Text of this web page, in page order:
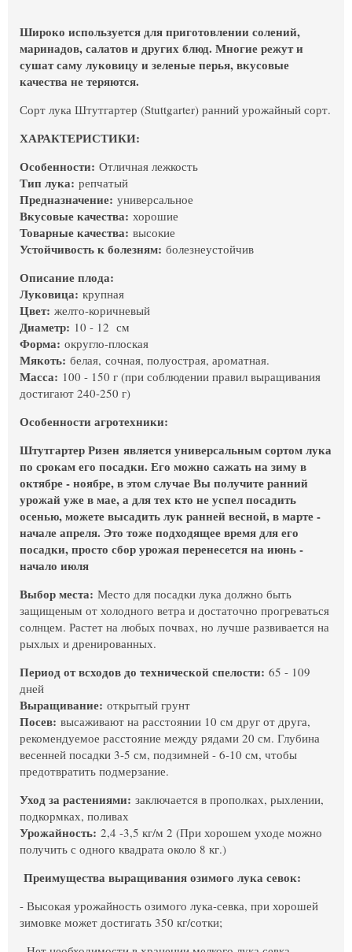
Широко используется для приготовлении солений,
маринадов, салатов и других блюд. Многие режут и
сушат саму луковицу и зеленые перья, вкусовые
качества не теряются.
Сорт лука Штутгартер (Stuttgarter) ранний урожайный сорт.
ХАРАКТЕРИСТИКИ:
Особенности: Отличная лежкость
Тип лука: репчатый
Предназначение: универсальное
Вкусовые качества: хорошие
Товарные качества: высокие
Устойчивость к болезням: болезнеустойчив
Описание плода:
Луковица: крупная
Цвет: желто-коричневый
Диаметр: 10 - 12 см
Форма: округло-плоская
Мякоть: белая, сочная, полуострая, ароматная.
Масса: 100 - 150 г (при соблюдении правил выращивания
достигают 240-250 г)
Особенности агротехники:
Штутгартер Ризен является универсальным сортом лука
по срокам его посадки. Его можно сажать на зиму в
октябре - ноябре, в этом случае Вы получите ранний
урожай уже в мае, а для тех кто не успел посадить
осенью, можете высадить лук ранней весной, в марте -
начале апреля. Это тоже подходящее время для его
посадки, просто сбор урожая перенесется на июнь -
начало июля
Выбор места: Место для посадки лука должно быть
защищеным от холодного ветра и достаточно прогреваться
солнцем. Растет на любых почвах, но лучше развивается на
рыхлых и дренированных.
Период от всходов до технической спелости: 65 - 109
дней
Выращивание: открытый грунт
Посев: высаживают на расстоянии 10 см друг от друга,
рекомендуемое расстояние между рядами 20 см. Глубина
весенней посадки 3-5 см, подзимней - 6-10 см, чтобы
предотвратить подмерзание.
Уход за растениями: заключается в прополках, рыхлении,
подкормках, поливах
Урожайность: 2,4 -3,5 кг/м 2 (При хорошем уходе можно
получить с одного квадрата около 8 кг.)
Преимущества выращивания озимого лука севок:
- Высокая урожайность озимого лука-севка, при хорошей
зимовке может достигать 350 кг/сотки;